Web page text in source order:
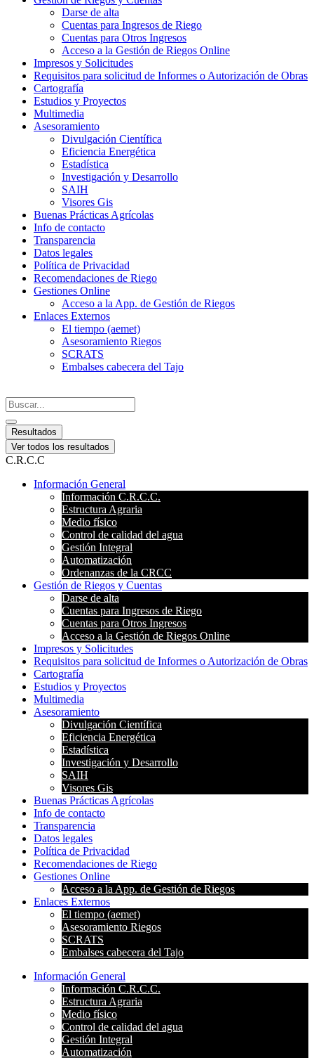
Darse de alta
Cuentas para Ingresos de Riego
Cuentas para Otros Ingresos
Acceso a la Gestión de Riegos Online
Impresos y Solicitudes
Requisitos para solicitud de Informes o Autorización de Obras
Cartografía
Estudios y Proyectos
Multimedia
Asesoramiento
Divulgación Científica
Eficiencia Energética
Estadística
Investigación y Desarrollo
SAIH
Visores Gis
Buenas Prácticas Agrícolas
Info de contacto
Transparencia
Datos legales
Política de Privacidad
Recomendaciones de Riego
Gestiones Online
Acceso a la App. de Gestión de Riegos
Enlaces Externos
El tiempo (aemet)
Asesoramiento Riegos
SCRATS
Embalses cabecera del Tajo
Search
...
Resultados
Ver todos los resultados
C.R.C.C
Información General
Información C.R.C.C.
Estructura Agraria
Medio físico
Control de calidad del agua
Gestión Integral
Automatización
Ordenanzas de la CRCC
Gestión de Riegos y Cuentas
Darse de alta
Cuentas para Ingresos de Riego
Cuentas para Otros Ingresos
Acceso a la Gestión de Riegos Online
Impresos y Solicitudes
Requisitos para solicitud de Informes o Autorización de Obras
Cartografía
Estudios y Proyectos
Multimedia
Asesoramiento
Divulgación Científica
Eficiencia Energética
Estadística
Investigación y Desarrollo
SAIH
Visores Gis
Buenas Prácticas Agrícolas
Info de contacto
Transparencia
Datos legales
Política de Privacidad
Recomendaciones de Riego
Gestiones Online
Acceso a la App. de Gestión de Riegos
Enlaces Externos
El tiempo (aemet)
Asesoramiento Riegos
SCRATS
Embalses cabecera del Tajo
Información General
Información C.R.C.C.
Estructura Agraria
Medio físico
Control de calidad del agua
Gestión Integral
Automatización